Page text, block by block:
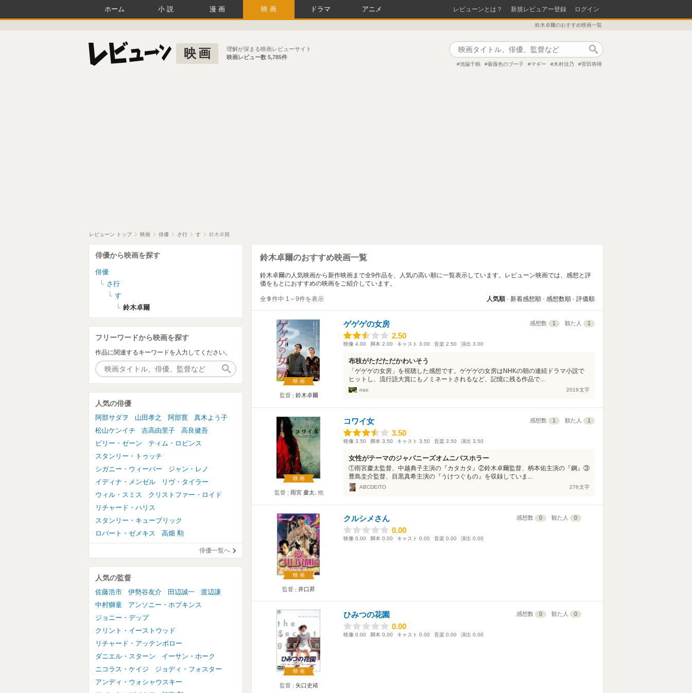
ホーム 小説 漫画 映画 ドラマ アニメ レビューンとは？ 新規レビュアー登録 ログイン
鈴木卓爾のおすすめ映画一覧
映画
理解が深まる映画レビューサイト
映画レビュー数 5,785件
池脇千鶴 薔薇色のブー子 マギー 木村佳乃 菅田将暉
レビューン トップ 映画 俳優 さ行 す 鈴木卓爾
鈴木卓爾のおすすめ映画一覧
鈴木卓爾の人気映画から新作映画まで全9作品を、人気の高い順に一覧表示しています。レビューン映画では、感想と評
価をもとにおすすめの映画をご紹介しています。
全 9件中 1～9件を表示 人気順 新着感想順 感想数順 評価順
映画
監督 鈴木卓爾
ゲゲゲの女房 感想数 1 観た人 1
2.50
2.50
映像 4.00 脚本 2.00 キャスト 3.00 音楽 2.50 演出 3.00
布枝がただただかわいそう
「ゲゲゲの女房」を視聴した感想です。ゲゲゲの女房はNHKの朝の連続ドラマ小説で
ヒットし、流行語大賞にもノミネートされるなど、記憶に残る作品で...
nao 2019文字
映画
監督 雨宮 慶太､他
コワイ女 感想数 1 観た人 1
3.50
3.50
映像 3.50 脚本 3.50 キャスト 3.50 音楽 3.50 演出 3.50
女性がテーマのジャパニーズオムニバスホラー
①雨宮慶太監督、中越典子主演の『カタカタ』②鈴木卓爾監督、柄本佑主演の『鋼』③
豊島圭介監督、目黒真希主演の『うけつぐもの』を収録していま...
ABCDEITO 276文字
映画
監督 井口昇
クルシメさん 感想数 0 観た人 0
0.00
0.00
映像 0.00 脚本 0.00 キャスト 0.00 音楽 0.00 演出 0.00
映画
監督 矢口史靖
ひみつの花園 感想数 0 観た人 0
0.00
0.00
映像 0.00 脚本 0.00 キャスト 0.00 音楽 0.00 演出 0.00
俳優から映画を探す
俳優
さ行
す
鈴木卓爾
フリーワードから映画を探す
作品に関連するキーワードを入力してください。
人気の俳優
阿部サダヲ 山田孝之 阿部寛
真木よう子
松山ケンイチ
吉高由里子
高良健吾
ビリー・ゼーン
ティム・ロビンス
スタンリー・トゥッチ
シガニー・ウィーバー
ジャン・レノ
イディナ・メンゼル
リヴ・タイラー
ウィル・スミス
クリストファー・ロイド
リチャード・ハリス
スタンリー・キューブリック
ロバート・ゼメキス
高畑 勲
俳優一覧へ
人気の監督
佐藤浩市 伊勢谷友介 田辺誠一
渡辺謙
中村獅童
アンソニー・ホプキンス
ジョニー・デップ
クリント・イーストウッド
リチャード・アッテンボロー
ダニエル・スターン
イーサン・ホーク
ニコラス・ケイジ
ジョディ・フォスター
アンディ・ウォシャウスキー